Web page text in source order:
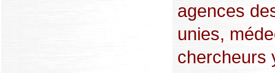
agences
unies,
chercheurs